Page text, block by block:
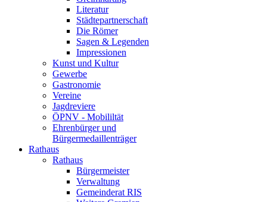
Literatur
Städtepartnerschaft
Die Römer
Sagen & Legenden
Impressionen
Kunst und Kultur
Gewerbe
Gastronomie
Vereine
Jagdreviere
ÖPNV - Mobililtät
Ehrenbürger und
Bürgermedaillenträger
Rathaus
Rathaus
Bürgermeister
Verwaltung
Gemeinderat RIS